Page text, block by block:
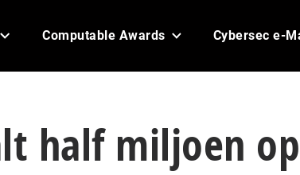
Computable Awards Cybersec e-
half miljoen op